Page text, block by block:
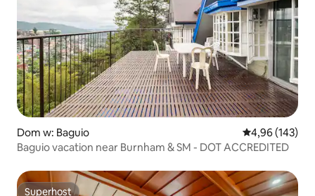
Dom w: Baguio Średnia
4,96 (143)
Baguio vacation near Burnham & SM - DOT ACCREDITED
Superhost